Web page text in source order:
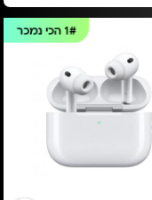
1#הכי נמכר